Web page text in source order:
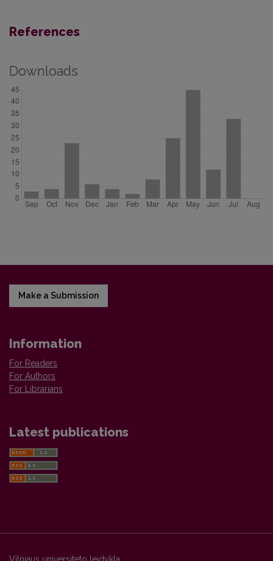
References
Downloads
Make a Submission
Information
For Readers
For Authors
For Librarians
Latest publications